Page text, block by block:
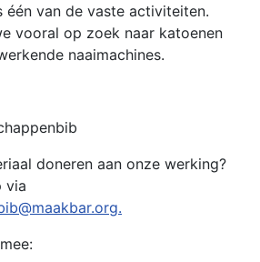
één van de vaste activiteiten.
vooral op zoek naar katoenen
naaimachines.
doneren aan onze werking?
via